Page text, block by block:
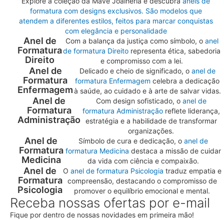
formatura com designs exclusivos. São modelos que
atendem a diferentes estilos, feitos para marcar conquistas
com elegância e personalidade
Anel de
Formatura
Direito
Com a balança da justiça como símbolo, o anel
de formatura Direito representa ética, sabedoria
e compromisso com a lei.
Anel de
Formatura
Enfermagem
Delicado e cheio de significado, o anel de
formatura Enfermagem celebra a dedicação
à saúde, ao cuidado e à arte de salvar vidas.
Anel de
Formatura
Administração
Com design sofisticado, o anel de
formatura Administraçãoreflete liderança,
estratégia e a habilidade de transformar
organizações.
Anel de
Formatura
Medicina
Símbolo de cura e dedicação, o anel de
formatura Medicina destaca a missão de cuidar
da vida com ciência e compaixão.
Anel de
Formatura
Psicologia
O anel de formatura Psicologia traduz empatia e
compreensão, destacando o compromisso de
promover o equilíbrio emocional e mental.
Receba nossas ofertas por e-mail
Fique por dentro de nossas novidades em primeira mão!